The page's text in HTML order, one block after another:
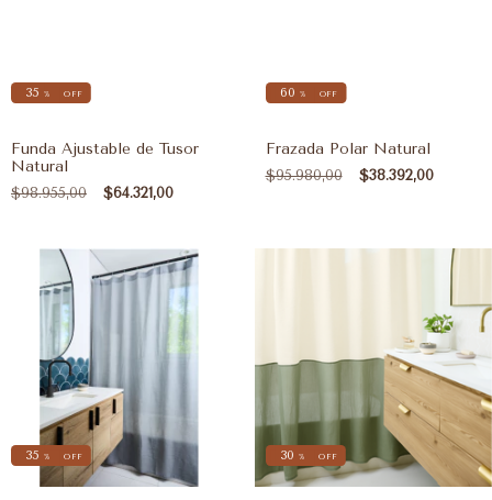
35 % OFF
Funda Ajustable de Tusor
Natural
$98.955,00 $64.321,00
60 % OFF
Frazada Polar Natural
$95.980,00 $38.392,00
35 % OFF 30 % OFF